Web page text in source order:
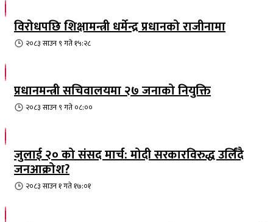
विरोधपछि शिक्षामन्त्री धर्मेन्द्र प्रधानको राजीनामा
२०८३ साउन ९ गते १५:२८
प्रधानमन्त्री सचिवालयमा २७ जनाको नियुक्ति
२०८३ साउन ९ गते ०८:००
जुलाई २० को संसद मार्च: मोदी सरकारविरुद्ध उर्लिंदै
जनआक्रोश?
२०८३ साउन १ गते १७:०१